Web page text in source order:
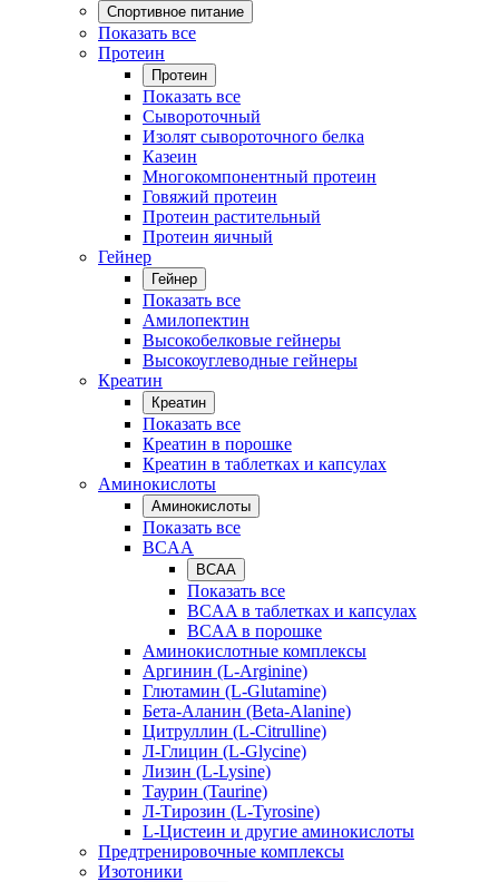
Спортивное питание
Показать все
Протеин
Протеин
Показать все
Сывороточный
Изолят сывороточного белка
Казеин
Многокомпонентный протеин
Говяжий протеин
Протеин растительный
Протеин яичный
Гейнер
Гейнер
Показать все
Амилопектин
Высокобелковые гейнеры
Высокоуглеводные гейнеры
Креатин
Креатин
Показать все
Креатин в порошке
Креатин в таблетках и капсулах
Аминокислоты
Аминокислоты
Показать все
BCAA
BCAA
Показать все
BCAA в таблетках и капсулах
BCAA в порошке
Аминокислотные комплексы
Аргинин (L-Arginine)
Глютамин (L-Glutamine)
Бета-Аланин (Beta-Alanine)
Цитруллин (L-Citrulline)
Л-Глицин (L-Glycine)
Лизин (L-Lysine)
Таурин (Taurine)
Л-Тирозин (L-Tyrosine)
L-Цистеин и другие аминокислоты
Предтренировочные комплексы
Изотоники